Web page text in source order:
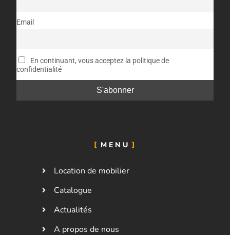
Email
En continuant, vous acceptez la politique de
confidentialité
MENU
Location de mobilier
Catalogue
Actualités
A propos de nous